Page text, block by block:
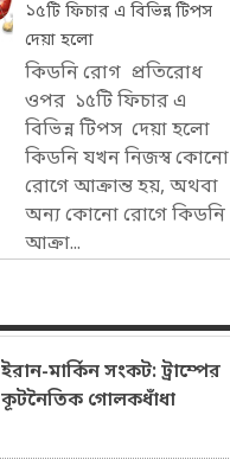
১৫টি ফিচার এ বিভিন্ন টিপস
দেয়া হলো
কিডনি রোগ প্রতিরোধ
ওপর ১৫টি ফিচার এ
বিভিন্ন টিপস দেয়া হলো
কিডনি যখন নিজস্ব কোনো
রোগে আক্রান্ত হয়, অথবা
অন্য কোনো রোগে কিডনি
আক্রা...
ইরান-মার্কিন সংকট: ট্রাম্পের
কূটনৈতিক গোলকধাঁধা